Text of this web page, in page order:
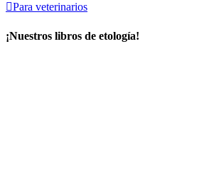
Para veterinarios
¡Nuestros libros de etología!